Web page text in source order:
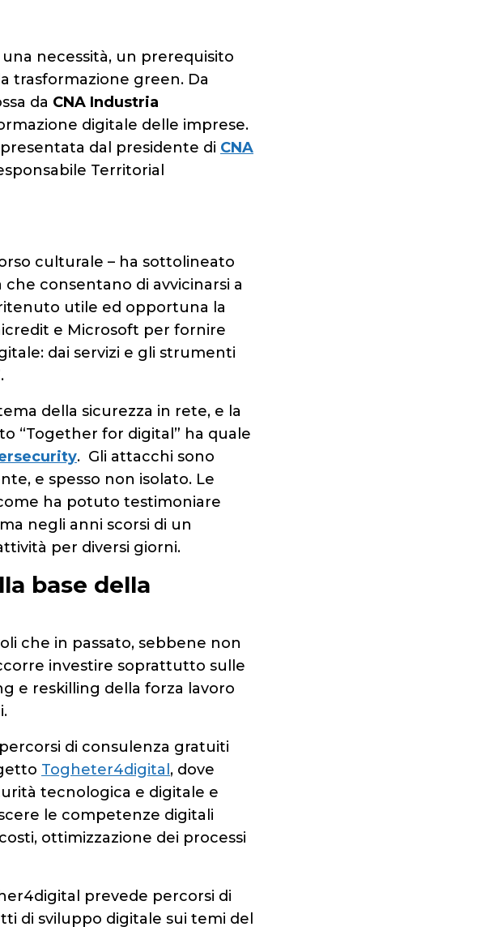
necessità, un prerequisito
trasformazione green. Da
da CNA Industria
digitale delle imprese.
dal presidente di CNA
Territorial
culturale – ha sottolineato
consentano di avvicinarsi a
utile ed opportuna la
e Microsoft per fornire
dai servizi e gli strumenti
della sicurezza in rete, e la
“Together for digital” ha quale
. Gli attacchi sono
e spesso non isolato. Le
ha potuto testimoniare
negli anni scorsi di un
per diversi giorni.
base della
che in passato, sebbene non
investire soprattutto sulle
e reskilling della forza lavoro
di consulenza gratuiti
Togheter4digital, dove
tecnologica e digitale e
le competenze digitali
ottimizzazione dei processi
prevede percorsi di
di sviluppo digitale sui temi del